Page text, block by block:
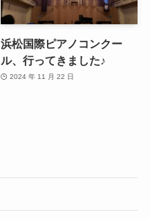
浜松国際ピアノコンクー
ル、行ってきました♪
2024 年 11 月 22 日